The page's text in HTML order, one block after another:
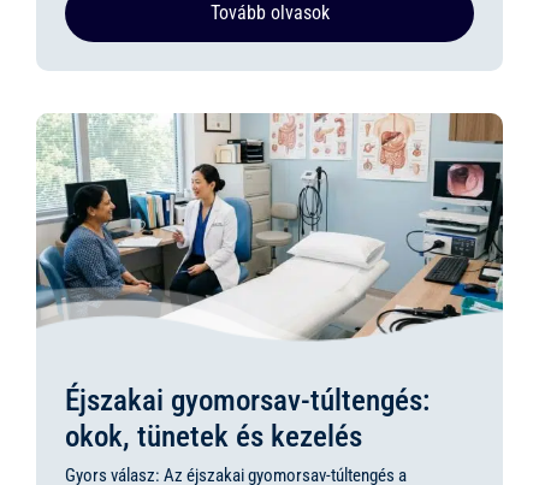
Tovább olvasok
Éjszakai gyomorsav-túltengés:
okok, tünetek és kezelés
Gyors válasz: Az éjszakai gyomorsav-túltengés a